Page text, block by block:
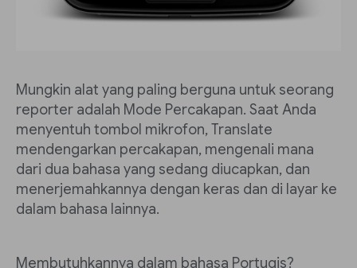
Mungkin alat yang paling berguna untuk seorang
reporter adalah Mode Percakapan. Saat Anda
menyentuh tombol mikrofon, Translate
mendengarkan percakapan, mengenali mana
dari dua bahasa yang sedang diucapkan, dan
menerjemahkannya dengan keras dan di layar ke
dalam bahasa lainnya.
Membutuhkannya dalam bahasa Portugis?